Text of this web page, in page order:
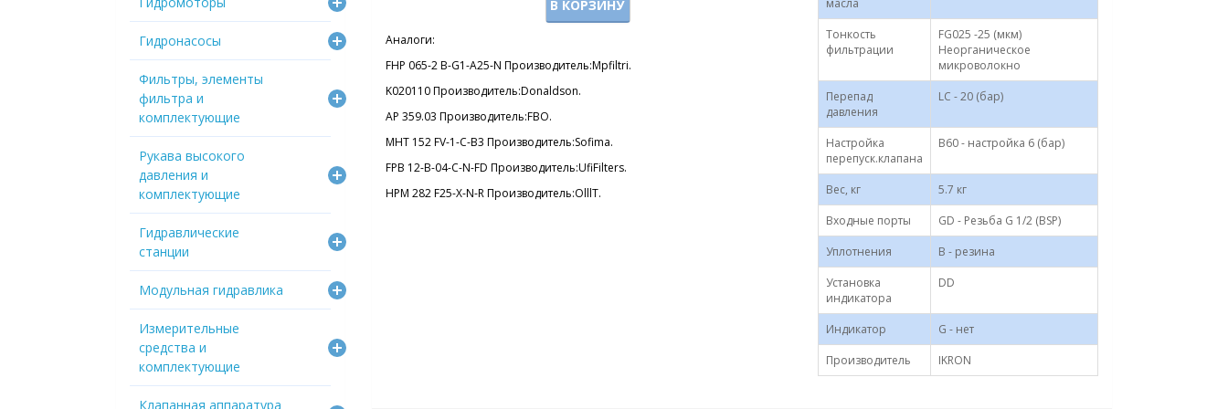
Гидронасосы
Фильтры, элементы
фильтра и
комплектующие
Рукава высокого
давления и
комплектующие
Гидравлические
станции
Модульная гидравлика
Измерительные
средства и
комплектующие
Клапанная аппаратура
В КОРЗИНУ
Аналоги:
FHP 065-2 B-G1-A25-N Производитель:Mpfiltri.
K020110 Производитель:Donaldson.
AP 359.03 Производитель:FBO.
MHT 152 FV-1-C-B3 Производитель:Sofima.
FPB 12-B-04-C-N-FD Производитель:UfiFilters.
HPM 282 F25-X-N-R Производитель:OlllT.
масла
Тонкость
фильтрации
FG025 -25 (мкм)
Неорганическое
микроволокно
Перепад
давления
LC - 20 (бар)
Настройка
перепуск.клапана
B60 - настройка 6 (бар)
Вес, кг
5.7 кг
Входные порты
GD - Резьба G 1/2 (BSP)
Уплотнения
B - резина
Установка
индикатора
DD
Индикатор
G - нет
Производитель
IKRON